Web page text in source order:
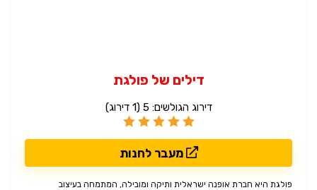
דילים של פולגת
דירוג הגולשים:5
(
1 דירוג)
מעבר לחנות
פולגת היא חברת אופנה ישראלית ותיקה ומובילה, המתמחה בעיצוב